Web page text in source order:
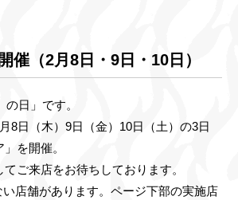
催（2月8日・9日・10日）
日」です。
8日（木）9日（金）10日（土）の3日
を開催。
ご来店をお待ちしております。
店舗があります。ページ下部の実施店